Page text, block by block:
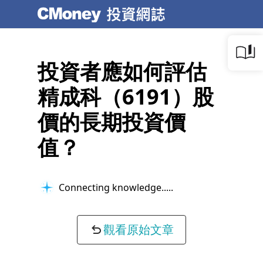
投資者應如何評估
精成科（6191）股
價的長期投資價
值？
Connecting knowledge...
觀看原始文章